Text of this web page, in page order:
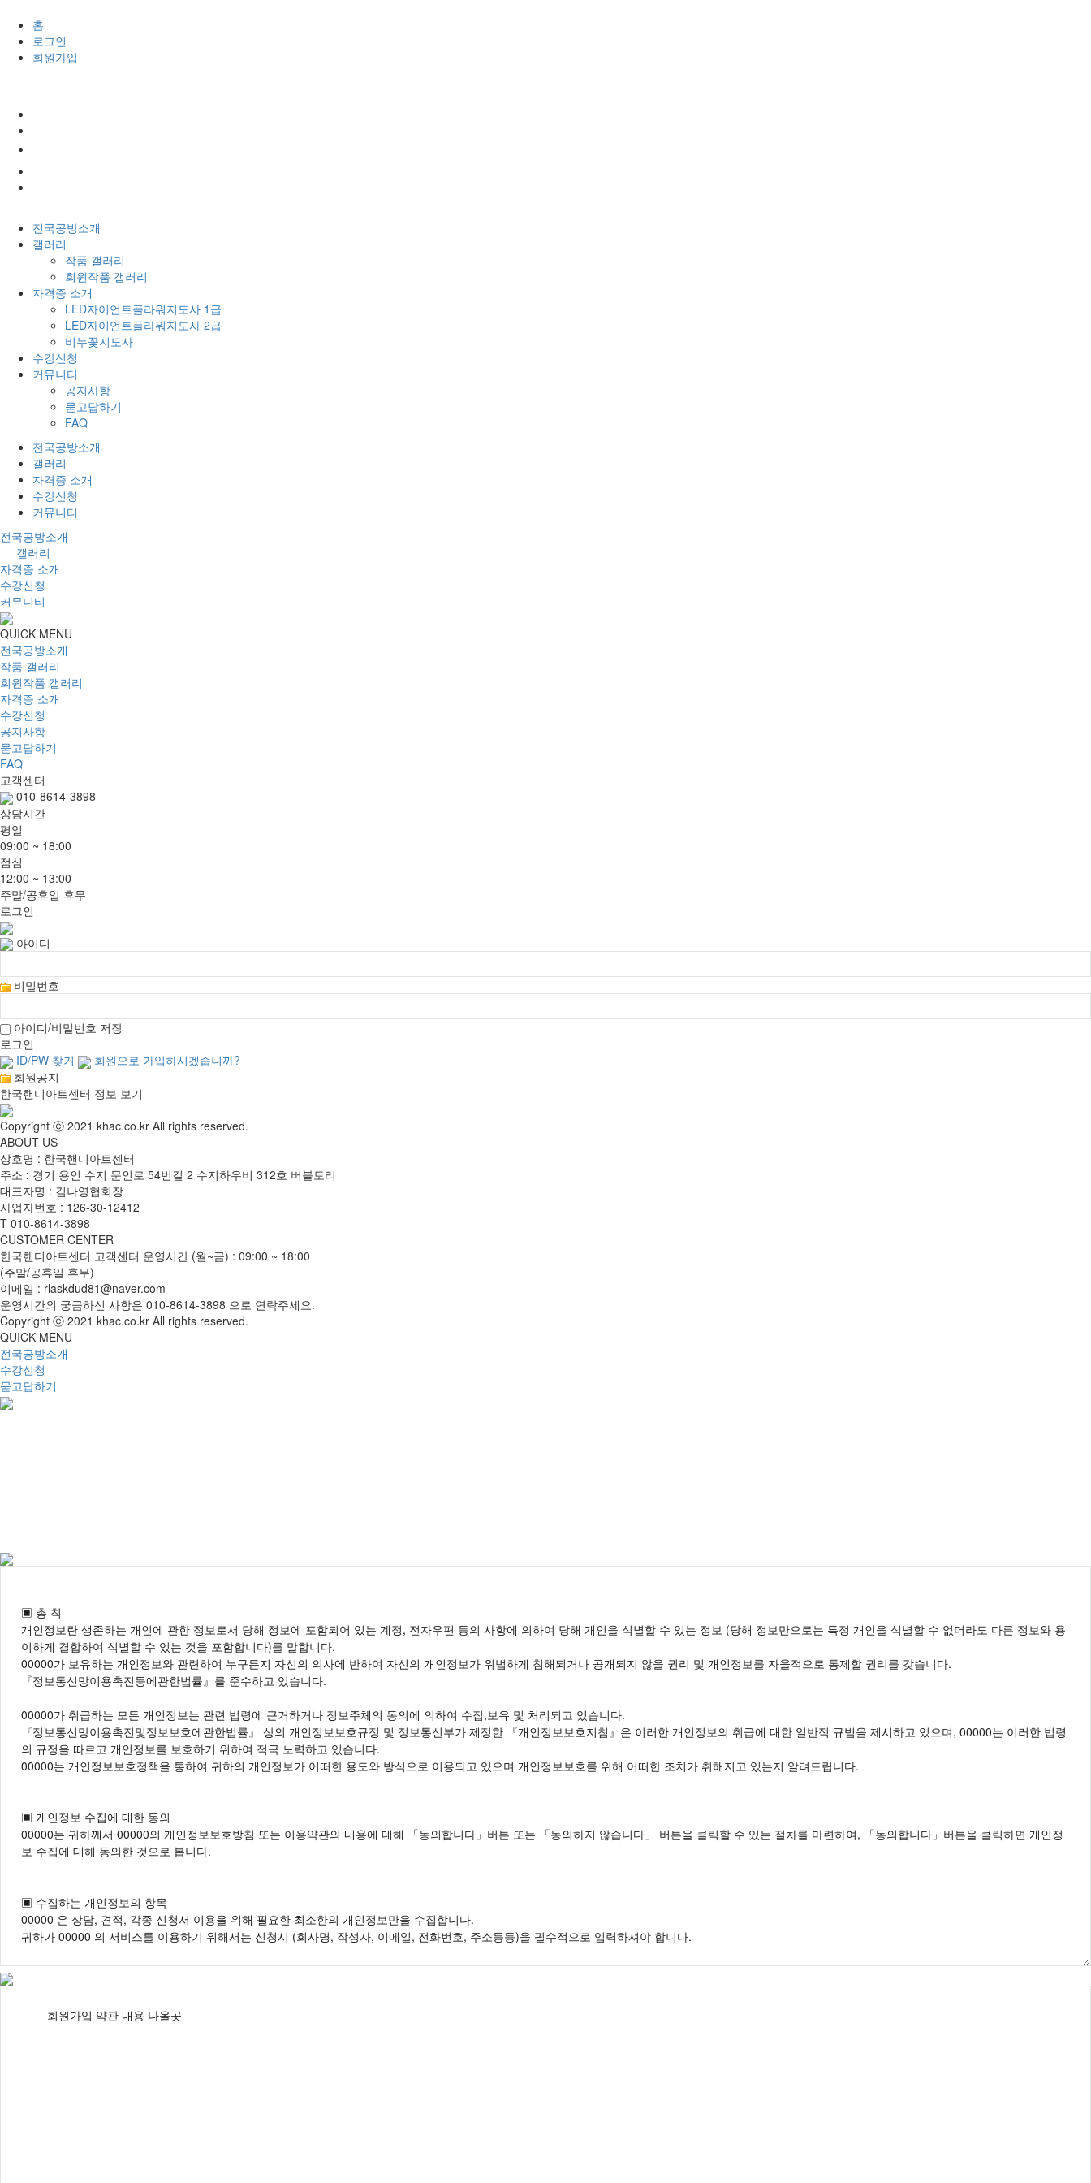
홈
로그인
회원가입
전국공방소개
갤러리
작품 갤러리
회원작품 갤러리
자격증 소개
LED자이언트플라워지도사 1급
LED자이언트플라워지도사 2급
비누꽃지도사
수강신청
커뮤니티
공지사항
묻고답하기
FAQ
전국공방소개
갤러리
자격증 소개
수강신청
커뮤니티
전국공방소개
갤러리
자격증 소개
수강신청
커뮤니티
QUICK MENU
전국공방소개
작품 갤러리
회원작품 갤러리
자격증 소개
수강신청
공지사항
묻고답하기
FAQ
고객센터
010-8614-3898
상담시간
평일
09:00 ~ 18:00
점심
12:00 ~ 13:00
주말/공휴일 휴무
로그인
아이디
비밀번호
아이디/비밀번호 저장
로그인
ID/PW 찾기
회원으로 가입하시겠습니까?
회원공지
한국핸디아트센터 정보 보기
Copyright ⓒ 2021 khac.co.kr All rights reserved.
ABOUT US
상호명 : 한국핸디아트센터
주소 : 경기 용인 수지 문인로 54번길 2 수지하우비 312호 버블토리
대표자명 : 김나영협회장
사업자번호 : 126-30-12412
T 010-8614-3898
CUSTOMER CENTER
한국핸디아트센터 고객센터 운영시간 (월~금) : 09:00 ~ 18:00
(주말/공휴일 휴무)
이메일 : rlaskdud81@naver.com
운영시간외 궁금하신 사항은 010-8614-3898 으로 연락주세요.
Copyright ⓒ 2021 khac.co.kr All rights reserved.
QUICK MENU
전국공방소개
수강신청
묻고답하기
수강신청